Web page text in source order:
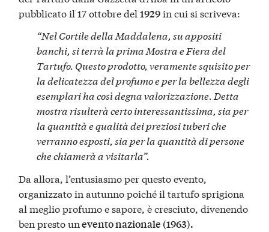
pubblicato il 17 ottobre del1929in cui si scriveva:
“Nel Cortile della Maddalena, su appositi
banchi, si terrà la prima Mostra e Fiera del
Tartufo. Questo prodotto, veramente squisito per
la delicatezza del profumo e per la bellezza degli
esemplari ha così degna valorizzazione. Detta
mostra risulterà certo interessantissima, sia per
la quantità e qualità dei preziosi tuberi che
verranno esposti, sia per la quantità di persone
che chiamerà a visitarla”.
Da allora, l’entusiasmo per questo evento,
organizzato in autunno poiché il tartufo sprigiona
al meglio profumo e sapore, è cresciuto, divenendo
ben presto unevento nazionale (1963).